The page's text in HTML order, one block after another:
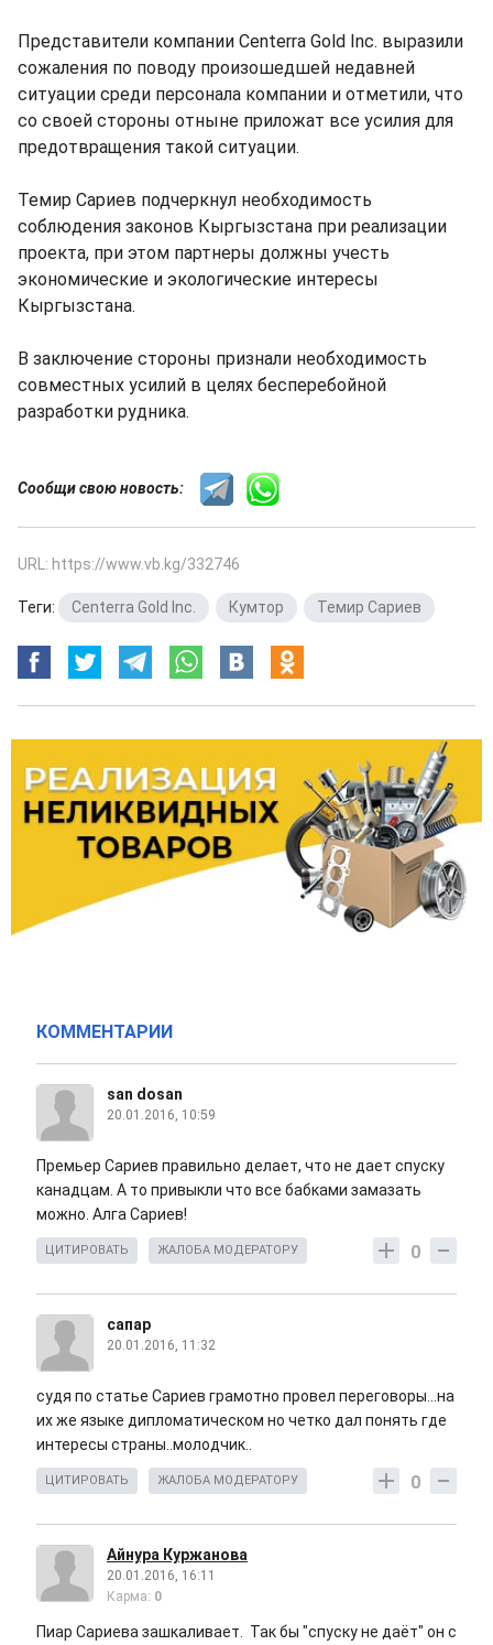
Представители компании Centerra Gold Inc. выразили
сожаления по поводу произошедшей недавней
ситуации среди персонала компании и отметили, что
со своей стороны отныне приложат все усилия для
предотвращения такой ситуации.
Темир Сариев подчеркнул необходимость
соблюдения законов Кыргызстана при реализации
проекта, при этом партнеры должны учесть
экономические и экологические интересы
Кыргызстана.
В заключение стороны признали необходимость
совместных усилий в целях бесперебойной
разработки рудника.
Сообщи свою новость:
URL: https://www.vb.kg/332746
Теги: Centerra Gold Inc. Кумтор Темир Сариев
КОММЕНТАРИИ
san dosan
20.01.2016, 10:59
Премьер Сариев правильно делает, что не дает спуску
канадцам. А то привыкли что все бабками замазать
можно. Алга Сариев!
0
ЦИТИРОВАТЬ ЖАЛОБА МОДЕРАТОРУ
сапар
20.01.2016, 11:32
судя по статье Сариев грамотно провел переговоры...на
их же языке дипломатическом но четко дал понять где
интересы страны..молодчик..
0
ЦИТИРОВАТЬ ЖАЛОБА МОДЕРАТОРУ
Айнура Куржанова
20.01.2016, 16:11
Карма: 0
Пиар Сариева зашкаливает. Так бы "спуску не даёт" он с